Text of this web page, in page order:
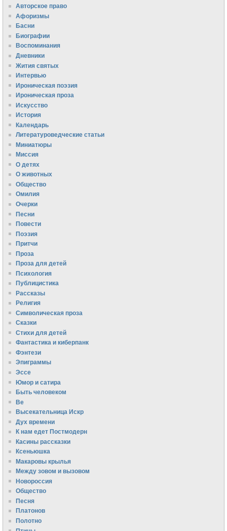
Авторское право
Афоризмы
Басни
Биографии
Воспоминания
Дневники
Жития святых
Интервью
Ироническая поэзия
Ироническая проза
Искусство
История
Календарь
Литературоведческие статьи
Миниатюры
Миссия
О детях
О животных
Общество
Омилия
Очерки
Песни
Повести
Поэзия
Притчи
Проза
Проза для детей
Психология
Публицистика
Рассказы
Религия
Символическая проза
Сказки
Стихи для детей
Фантастика и киберпанк
Фэнтези
Эпиграммы
Эссе
Юмор и сатира
Быть человеком
Ве
Высекательница Искр
Дух времени
К нам едет Постмодерн
Касины рассказки
Ксеньюшка
Макаровы крылья
Между зовом и вызовом
Новороссия
Общество
Песня
Платонов
Полотно